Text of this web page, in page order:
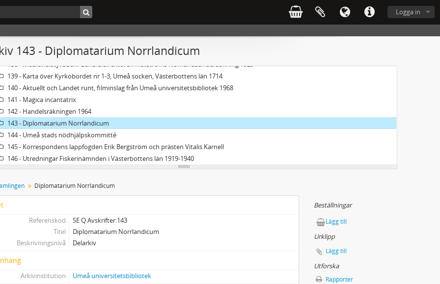
Logga in
143 - Diplomatarium Norrlandicum
133 - Tegs byarkiv
134 - Handlingar rörande expeditionen till Arkangelsk 1701
137 - Per Engdahls och Nysvenska rörelsens arkiv
138 - Medicinalstyrelsen. Generaldirektören Hellströms Norrlandsundersökning 1929
139 - Karta över Kyrkobordet nr 1-3, Umeå socken, Västerbottens län 1714
140 - Aktuellt och Landet runt, filminslag från Umeå universitetsbibliotek 1968
141 - Magica incantatrix
142 - Handelsräkningen 1964
143 - Diplomatarium Norrlandicum
144 - Umeå stads nödhjälpskommitté
145 - Korrespondens lappfogden Erik Bergström och prästen Vitalis Karnell
146 - Utredningar Fiskerinämnden i Västerbottens län 1919-1940
Diplomatarium Norrlandicum
Referenskod
SE Q Avskrifter:143
Titel
Diplomatarium Norrlandicum
Beskrivningsnivå
Delarkiv
Arkivinstitution Umeå universitetsbibliotek
Beställningar
Lägg till
Urklipp
Lägg till
Utforska
Rapporter